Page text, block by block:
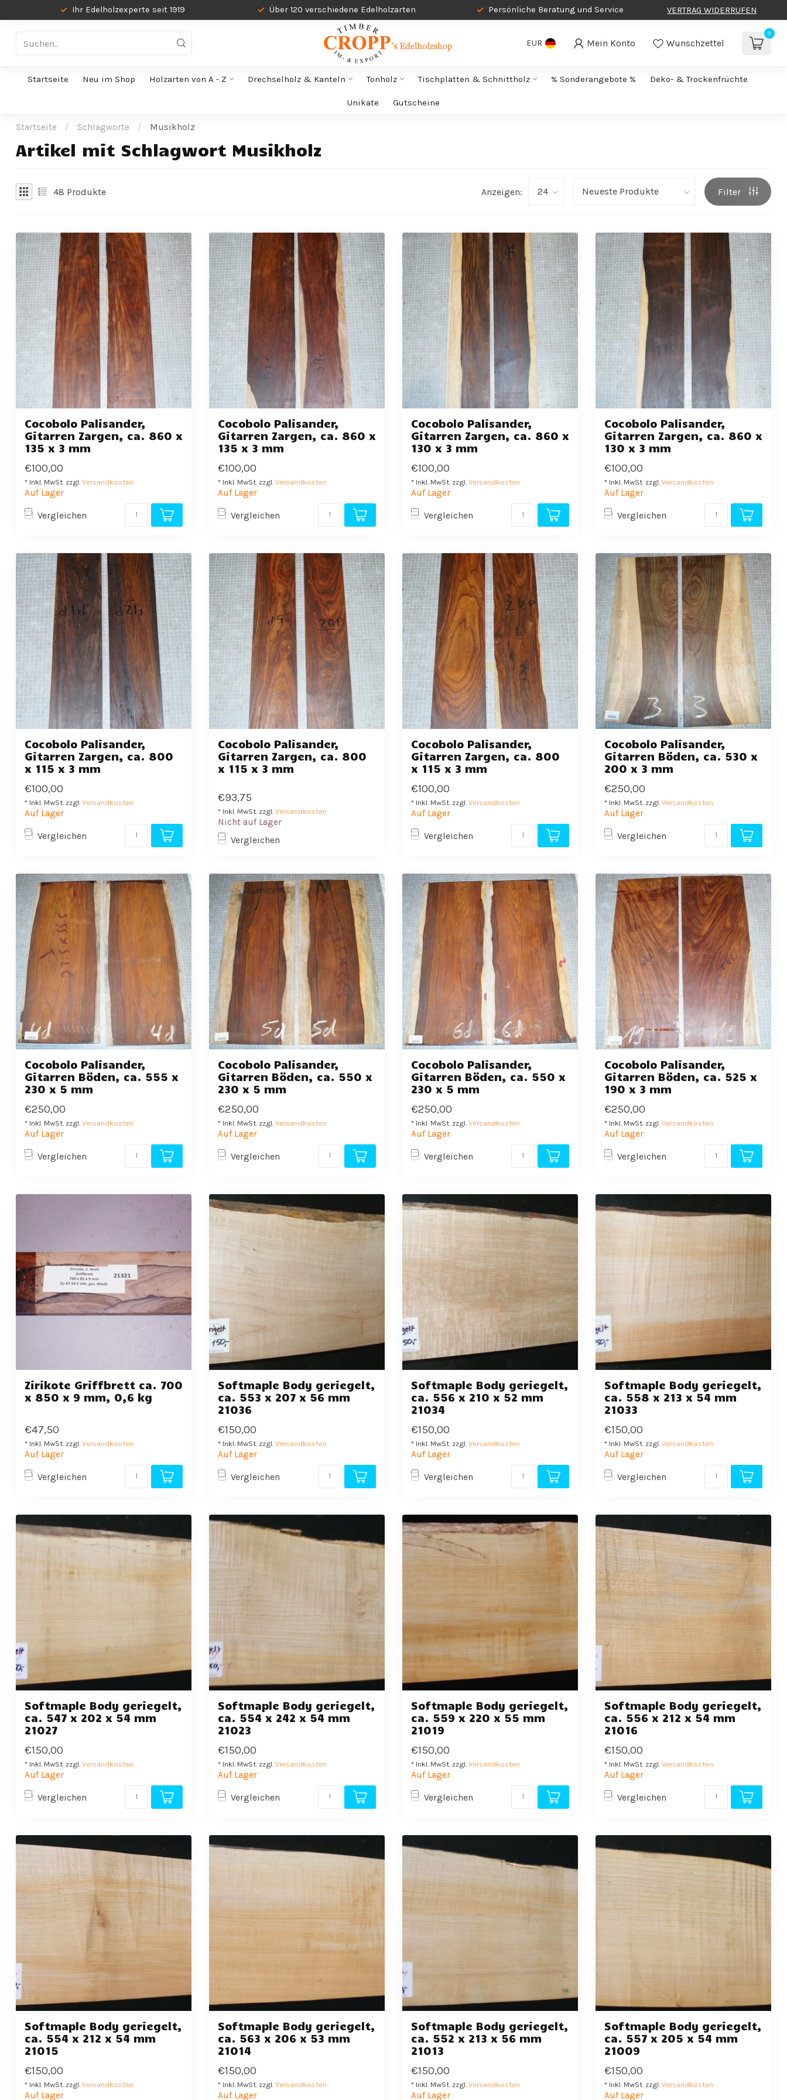
Ihr Edelholzexperte seit 1919 Über 120 verschiedene Edelholzarten Persönliche Beratung und Service VERTRAG WIDERRUFEN
EUR Mein Konto Wunschzettel
0
Startseite Neu im Shop Holzarten von A - Z Drechselholz & Kanteln Tonholz Tischplatten & Schnittholz % Sonderangebote % Deko- & Trockenfrüchte
Unikate Gutscheine
Startseite / Schlagworte / Musikholz
Artikel mit Schlagwort Musikholz
48 Produkte Anzeigen: Filter
Cocobolo Palisander,
Gitarren Zargen, ca. 860 x
135 x 3 mm
€100,00
* Inkl. MwSt. zzgl. Versandkosten
Auf Lager
Vergleichen
Cocobolo Palisander,
Gitarren Zargen, ca. 860 x
135 x 3 mm
€100,00
* Inkl. MwSt. zzgl. Versandkosten
Auf Lager
Vergleichen
Cocobolo Palisander,
Gitarren Zargen, ca. 860 x
130 x 3 mm
€100,00
* Inkl. MwSt. zzgl. Versandkosten
Auf Lager
Vergleichen
Cocobolo Palisander,
Gitarren Zargen, ca. 860 x
130 x 3 mm
€100,00
* Inkl. MwSt. zzgl. Versandkosten
Auf Lager
Vergleichen
Cocobolo Palisander,
Gitarren Zargen, ca. 800
x 115 x 3 mm
€100,00
* Inkl. MwSt. zzgl. Versandkosten
Auf Lager
Vergleichen
Cocobolo Palisander,
Gitarren Zargen, ca. 800
x 115 x 3 mm
€93,75
* Inkl. MwSt. zzgl. Versandkosten
Nicht auf Lager
Vergleichen
Cocobolo Palisander,
Gitarren Zargen, ca. 800
x 115 x 3 mm
€100,00
* Inkl. MwSt. zzgl. Versandkosten
Auf Lager
Vergleichen
Cocobolo Palisander,
Gitarren Böden, ca. 530 x
200 x 3 mm
€250,00
* Inkl. MwSt. zzgl. Versandkosten
Auf Lager
Vergleichen
Cocobolo Palisander,
Gitarren Böden, ca. 555 x
230 x 5 mm
€250,00
* Inkl. MwSt. zzgl. Versandkosten
Auf Lager
Vergleichen
Cocobolo Palisander,
Gitarren Böden, ca. 550 x
230 x 5 mm
€250,00
* Inkl. MwSt. zzgl. Versandkosten
Auf Lager
Vergleichen
Cocobolo Palisander,
Gitarren Böden, ca. 550 x
230 x 5 mm
€250,00
* Inkl. MwSt. zzgl. Versandkosten
Auf Lager
Vergleichen
Cocobolo Palisander,
Gitarren Böden, ca. 525 x
190 x 3 mm
€250,00
* Inkl. MwSt. zzgl. Versandkosten
Auf Lager
Vergleichen
Zirikote Griffbrett ca. 700
x 850 x 9 mm, 0,6 kg
€47,50
* Inkl. MwSt. zzgl. Versandkosten
Auf Lager
Vergleichen
Softmaple Body geriegelt,
ca. 553 x 207 x 56 mm
21036
€150,00
* Inkl. MwSt. zzgl. Versandkosten
Auf Lager
Vergleichen
Softmaple Body geriegelt,
ca. 556 x 210 x 52 mm
21034
€150,00
* Inkl. MwSt. zzgl. Versandkosten
Auf Lager
Vergleichen
Softmaple Body geriegelt,
ca. 558 x 213 x 54 mm
21033
€150,00
* Inkl. MwSt. zzgl. Versandkosten
Auf Lager
Vergleichen
Softmaple Body geriegelt,
ca. 547 x 202 x 54 mm
21027
€150,00
* Inkl. MwSt. zzgl. Versandkosten
Auf Lager
Vergleichen
Softmaple Body geriegelt,
ca. 554 x 242 x 54 mm
21023
€150,00
* Inkl. MwSt. zzgl. Versandkosten
Auf Lager
Vergleichen
Softmaple Body geriegelt,
ca. 559 x 220 x 55 mm
21019
€150,00
* Inkl. MwSt. zzgl. Versandkosten
Auf Lager
Vergleichen
Softmaple Body geriegelt,
ca. 556 x 212 x 54 mm
21016
€150,00
* Inkl. MwSt. zzgl. Versandkosten
Auf Lager
Vergleichen
Softmaple Body geriegelt,
ca. 554 x 212 x 54 mm
21015
€150,00
* Inkl. MwSt. zzgl. Versandkosten
Auf Lager
Softmaple Body geriegelt,
ca. 563 x 206 x 53 mm
21014
€150,00
* Inkl. MwSt. zzgl. Versandkosten
Auf Lager
Softmaple Body geriegelt,
ca. 552 x 213 x 56 mm
21013
€150,00
* Inkl. MwSt. zzgl. Versandkosten
Auf Lager
Softmaple Body geriegelt,
ca. 557 x 205 x 54 mm
21009
€150,00
* Inkl. MwSt. zzgl. Versandkosten
Auf Lager